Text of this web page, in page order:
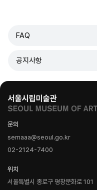
FAQ
공지사항
문의
semaaa@seoul.go.kr
02-2124-7400
위치
서울특별시 종로구 평창문화로 101